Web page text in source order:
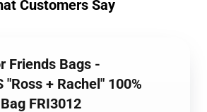
Customers Say
Friends Bags -
"Ross + Rachel" 100%
FRI3012